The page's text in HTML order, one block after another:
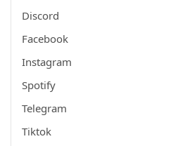
Discord
Facebook
Instagram
Spotify
Telegram
Tiktok